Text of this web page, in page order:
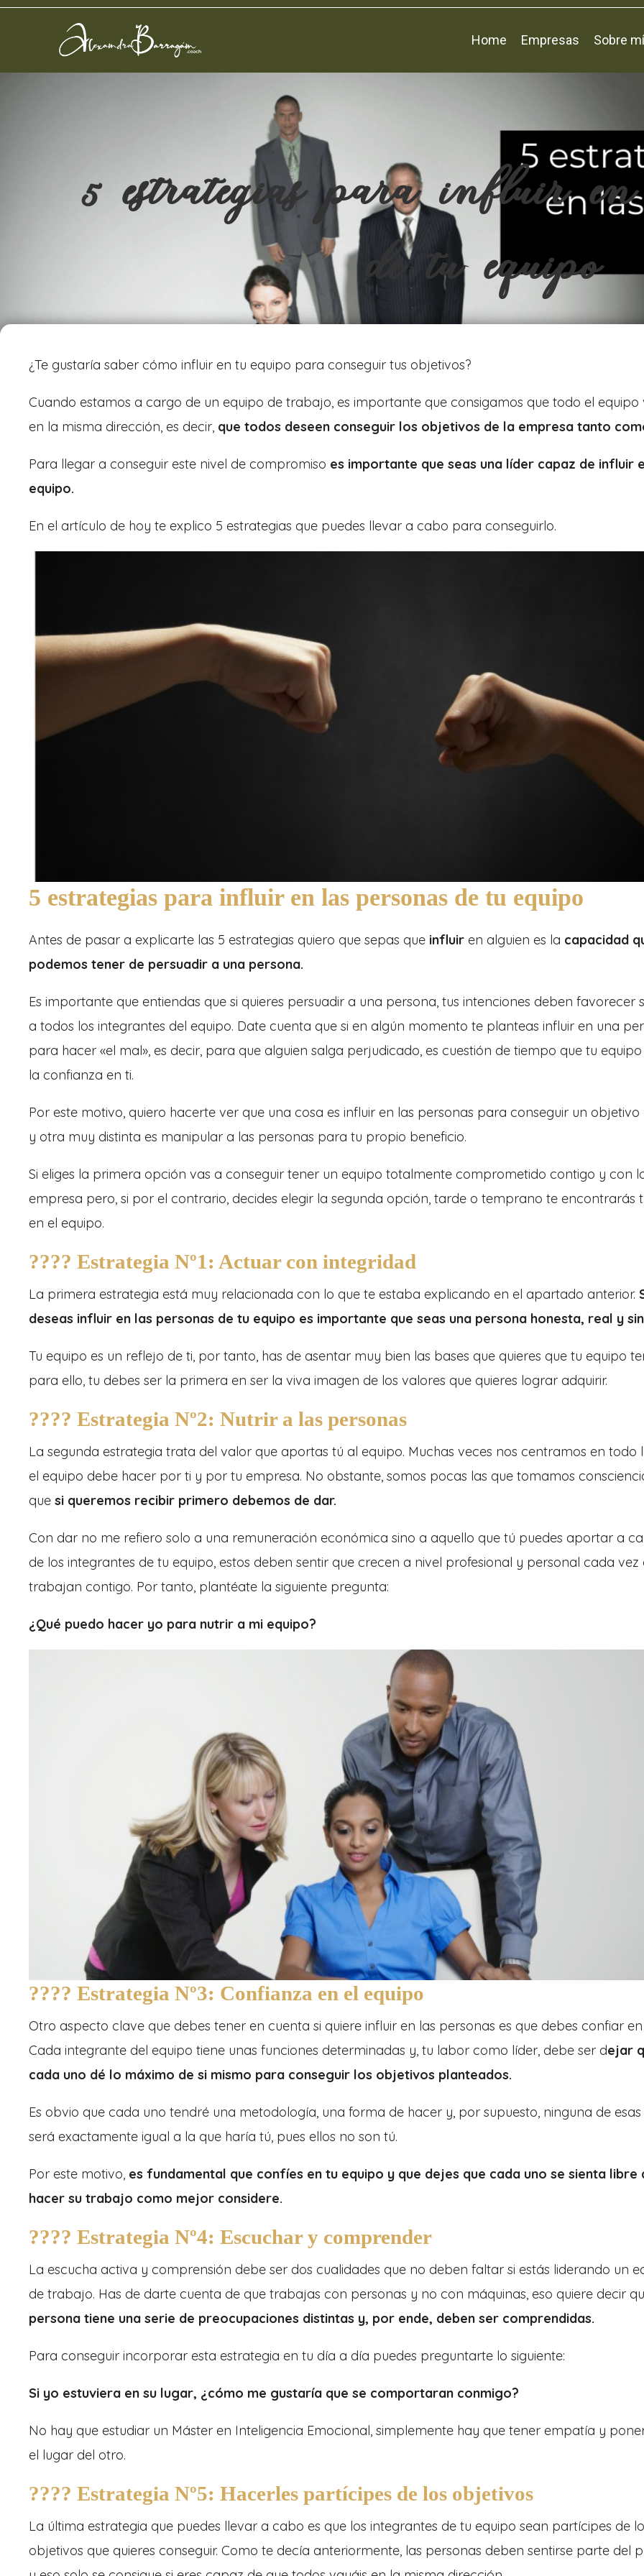
Home Empresas Sobre mí
5 estrategias para influir en
de tu equipo
¿Te gustaría saber cómo influir en tu equipo para conseguir tus objetivos?
Cuando estamos a cargo de un equipo de trabajo, es importante que consigamos que todo el equipo
en la misma dirección, es decir, que todos deseen conseguir los objetivos de la empresa tanto
Para llegar a conseguir este nivel de compromiso es importante que seas una líder capaz de influir
equipo.
En el artículo de hoy te explico 5 estrategias que puedes llevar a cabo para conseguirlo.
5 estrategias para influir en las personas de tu equipo
Antes de pasar a explicarte las 5 estrategias quiero que sepas que influir en alguien es la capacidad
podemos tener de persuadir a una persona.
Es importante que entiendas que si quieres persuadir a una persona, tus intenciones deben favorecer
a todos los integrantes del equipo. Date cuenta que si en algún momento te planteas influir en una
para hacer «el mal», es decir, para que alguien salga perjudicado, es cuestión de tiempo que tu
la confianza en ti.
Por este motivo, quiero hacerte ver que una cosa es influir en las personas para conseguir un objetivo
y otra muy distinta es manipular a las personas para tu propio beneficio.
Si eliges la primera opción vas a conseguir tener un equipo totalmente comprometido contigo y con
empresa pero, si por el contrario, decides elegir la segunda opción, tarde o temprano te encontrarás
en el equipo.
???? Estrategia Nº1: Actuar con integridad
La primera estrategia está muy relacionada con lo que te estaba explicando en el apartado anterior.
deseas influir en las personas de tu equipo es importante que seas una persona honesta, real y
Tu equipo es un reflejo de ti, por tanto, has de asentar muy bien las bases que quieres que tu equipo
para ello, tu debes ser la primera en ser la viva imagen de los valores que quieres lograr adquirir.
???? Estrategia Nº2: Nutrir a las personas
La segunda estrategia trata del valor que aportas tú al equipo. Muchas veces nos centramos en todo
el equipo debe hacer por ti y por tu empresa. No obstante, somos pocas las que tomamos
que si queremos recibir primero debemos de dar.
Con dar no me refiero solo a una remuneración económica sino a aquello que tú puedes aportar a
de los integrantes de tu equipo, estos deben sentir que crecen a nivel profesional y personal cada vez
trabajan contigo. Por tanto, plantéate la siguiente pregunta:
¿Qué puedo hacer yo para nutrir a mi equipo?
???? Estrategia Nº3: Confianza en el equipo
Otro aspecto clave que debes tener en cuenta si quiere influir en las personas es que debes confiar en
Cada integrante del equipo tiene unas funciones determinadas y, tu labor como líder, debe ser dejar
cada uno dé lo máximo de si mismo para conseguir los objetivos planteados.
Es obvio que cada uno tendré una metodología, una forma de hacer y, por supuesto, ninguna de
será exactamente igual a la que haría tú, pues ellos no son tú.
Por este motivo, es fundamental que confíes en tu equipo y que dejes que cada uno se sienta libre
hacer su trabajo como mejor considere.
???? Estrategia Nº4: Escuchar y comprender
La escucha activa y comprensión debe ser dos cualidades que no deben faltar si estás liderando un
de trabajo. Has de darte cuenta de que trabajas con personas y no con máquinas, eso quiere decir
persona tiene una serie de preocupaciones distintas y, por ende, deben ser comprendidas.
Para conseguir incorporar esta estrategia en tu día a día puedes preguntarte lo siguiente:
Si yo estuviera en su lugar, ¿cómo me gustaría que se comportaran conmigo?
No hay que estudiar un Máster en Inteligencia Emocional, simplemente hay que tener empatía y
el lugar del otro.
???? Estrategia Nº5: Hacerles partícipes de los objetivos
La última estrategia que puedes llevar a cabo es que los integrantes de tu equipo sean partícipes de
objetivos que quieres conseguir. Como te decía anteriormente, las personas deben sentirse parte del